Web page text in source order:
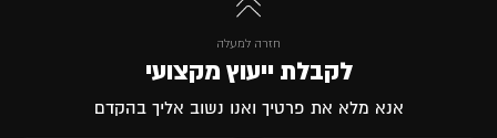
לקבלת ייעוץ מקצועי
אנא מלא את פרטיך ואנו נשוב אליך בהקדם